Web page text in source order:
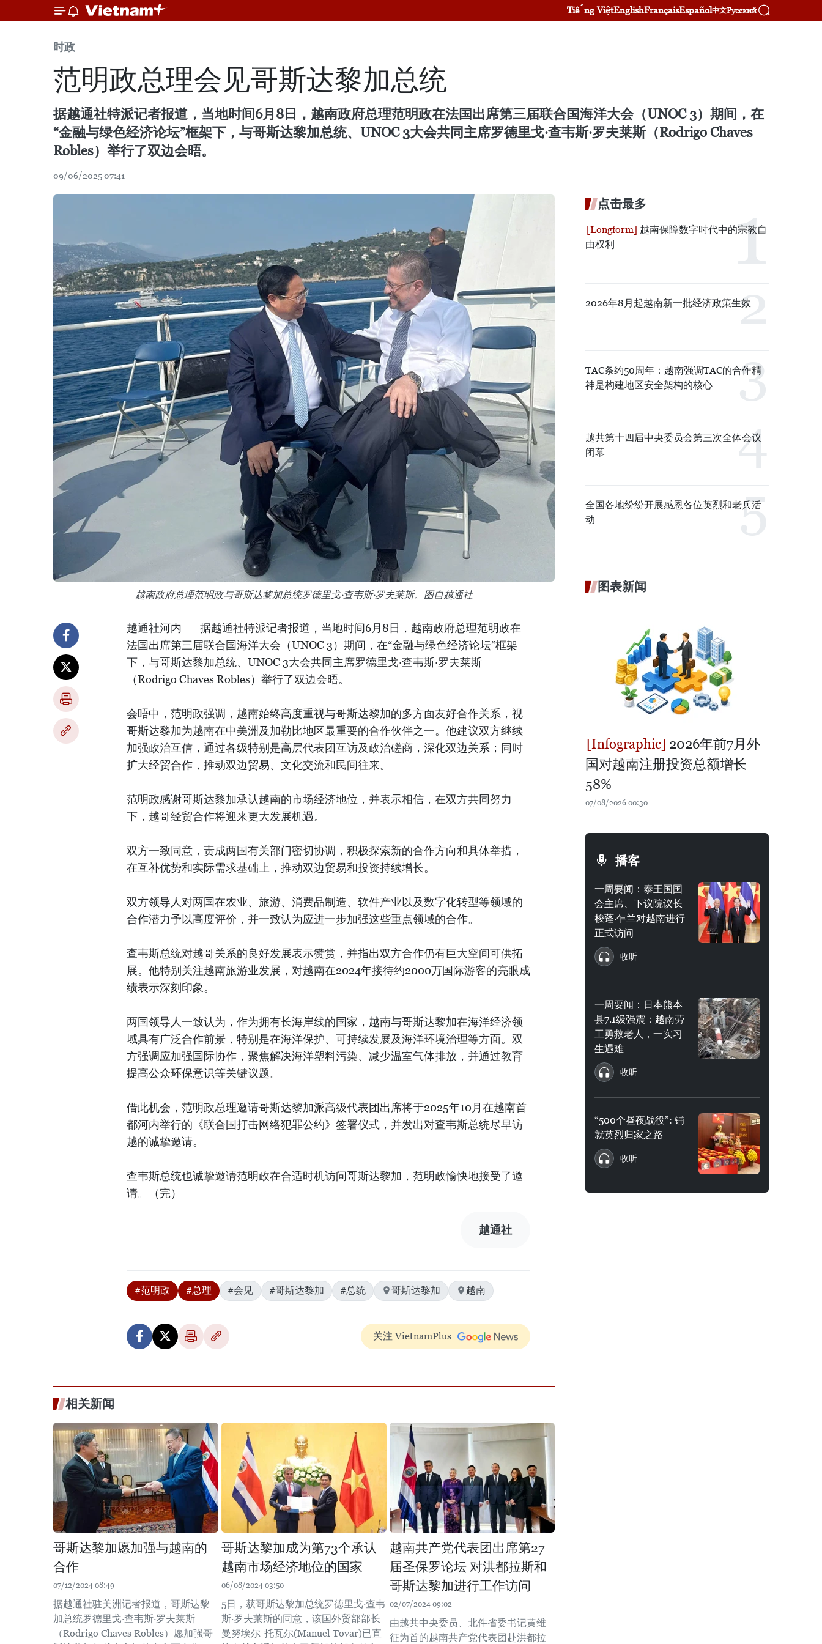
Tiếng ViệtEnglishFrançaisEspañol中文Русский
时政
范明政总理会见哥斯达黎加总统
据越通社特派记者报道，当地时间6月8日，越南政府总理范明政在法国出席第三届联合国海洋大会（UNOC 3）期间，在
“金融与绿色经济论坛”框架下，与哥斯达黎加总统、UNOC 3大会共同主席罗德里戈·查韦斯·罗夫莱斯（Rodrigo Chaves
Robles）举行了双边会晤。
09/06/2025 07:41
越南政府总理范明政与哥斯达黎加总统罗德里戈·查韦斯·罗夫莱斯。图自越通社
越通社河内——据越通社特派记者报道，当地时间6月8日，越南政府总理范明政在
法国出席第三届联合国海洋大会（UNOC 3）期间，在“金融与绿色经济论坛”框架
下，与哥斯达黎加总统、UNOC 3大会共同主席罗德里戈·查韦斯·罗夫莱斯
（Rodrigo Chaves Robles）举行了双边会晤。
会晤中，范明政强调，越南始终高度重视与哥斯达黎加的多方面友好合作关系，视
哥斯达黎加为越南在中美洲及加勒比地区最重要的合作伙伴之一。他建议双方继续
加强政治互信，通过各级特别是高层代表团互访及政治磋商，深化双边关系；同时
扩大经贸合作，推动双边贸易、文化交流和民间往来。
范明政感谢哥斯达黎加承认越南的市场经济地位，并表示相信，在双方共同努力
下，越哥经贸合作将迎来更大发展机遇。
双方一致同意，责成两国有关部门密切协调，积极探索新的合作方向和具体举措，
在互补优势和实际需求基础上，推动双边贸易和投资持续增长。
双方领导人对两国在农业、旅游、消费品制造、软件产业以及数字化转型等领域的
合作潜力予以高度评价，并一致认为应进一步加强这些重点领域的合作。
查韦斯总统对越哥关系的良好发展表示赞赏，并指出双方合作仍有巨大空间可供拓
展。他特别关注越南旅游业发展，对越南在2024年接待约2000万国际游客的亮眼成
绩表示深刻印象。
两国领导人一致认为，作为拥有长海岸线的国家，越南与哥斯达黎加在海洋经济领
域具有广泛合作前景，特别是在海洋保护、可持续发展及海洋环境治理等方面。双
方强调应加强国际协作，聚焦解决海洋塑料污染、减少温室气体排放，并通过教育
提高公众环保意识等关键议题。
借此机会，范明政总理邀请哥斯达黎加派高级代表团出席将于2025年10月在越南首
都河内举行的《联合国打击网络犯罪公约》签署仪式，并发出对查韦斯总统尽早访
越的诚挚邀请。
查韦斯总统也诚挚邀请范明政在合适时机访问哥斯达黎加，范明政愉快地接受了邀
请。（完）
越通社
#范明政 #总理 #会见 #哥斯达黎加 #总统 哥斯达黎加 越南
关注 VietnamPlus
相关新闻
哥斯达黎加愿加强与越南的
合作
07/12/2024 08:49
据越通社驻美洲记者报道，哥斯达黎
加总统罗德里戈·查韦斯·罗夫莱斯
（Rodrigo Chaves Robles）愿加强哥
哥斯达黎加成为第73个承认
越南市场经济地位的国家
06/08/2024 03:50
5日，获哥斯达黎加总统罗德里戈·查韦
斯·罗夫莱斯的同意，该国外贸部部长
曼努埃尔-托瓦尔(Manuel Tovar)已直
越南共产党代表团出席第27
届圣保罗论坛 对洪都拉斯和
哥斯达黎加进行工作访问
02/07/2024 09:02
由越共中央委员、北件省委书记黄维
征为首的越南共产党代表团赴洪都拉
点击最多
越南保障数字时代中的宗教自
由权利
2026年8月起越南新一批经济政策生效
TAC条约50周年：越南强调TAC的合作精
神是构建地区安全架构的核心
越共第十四届中央委员会第三次全体会议
闭幕
全国各地纷纷开展感恩各位英烈和老兵活
动
图表新闻
2026年前7月外
国对越南注册投资总额增长
58%
07/08/2026 00:30
播客
一周要闻：泰王国国
会主席、下议院议长
梭蓬·乍兰对越南进行
正式访问
收听
一周要闻：日本熊本
县7.1级强震：越南劳
工勇救老人，一实习
生遇难
收听
“500个昼夜战役”: 铺
就英烈归家之路
收听